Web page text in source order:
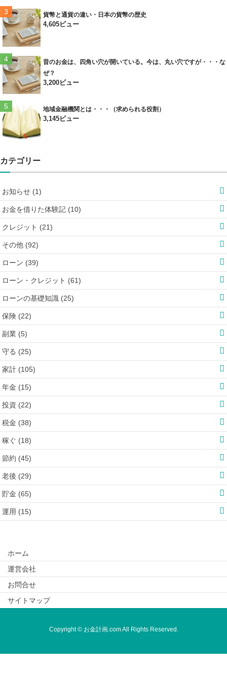
貨幣と通貨の違い・日本の貨幣の歴史
4,605ビュー
昔のお金は、四角い穴が開いている。今は、丸い穴ですが・・・な
ぜ？
3,200ビュー
地域金融機関とは・・・（求められる役割）
3,145ビュー
カテゴリー
お知らせ (1)
お金を借りた体験記 (10)
クレジット (21)
その他 (92)
ローン (39)
ローン・クレジット (61)
ローンの基礎知識 (25)
保険 (22)
副業 (5)
守る (25)
家計 (105)
年金 (15)
投資 (22)
税金 (38)
稼ぐ (18)
節約 (45)
老後 (29)
貯金 (65)
運用 (15)
ホーム
運営会社
お問合せ
サイトマップ
Copyright © お金計画.com All Rights Reserved.